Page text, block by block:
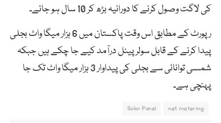
کی لاگت وصول کرنے کا دورانیہ بڑھ کر 10 سال ہو جائے۔
رپورٹ کے مطابق اس وقت پاکستان میں 6 ہزار میگا واٹ بجلی
پیدا کرنے کے قابل سولر پینل درآمد کیے جا چکے ہیں جبکہ
شمسی توانائی سے بجلی کی پیداوار 3 ہزار میگا واٹ تک جا
پہنچی ہے۔
net metering
Solar Panel